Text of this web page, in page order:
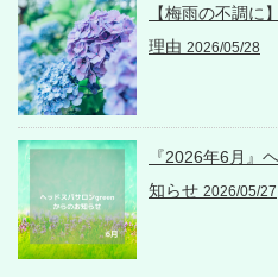
【梅雨の不調に
理由 2026/05/28
『2026年6月』
知らせ 2026/05/27